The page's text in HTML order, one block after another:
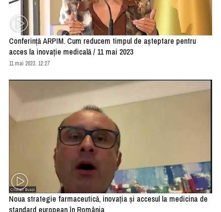
Conferință ARPIM. Cum reducem timpul de așteptare pentru
acces la inovație medicală / 11 mai 2023
11 mai 2023, 12:27
Noua strategie farmaceutică, inovația și accesul la medicina de
standard european în România